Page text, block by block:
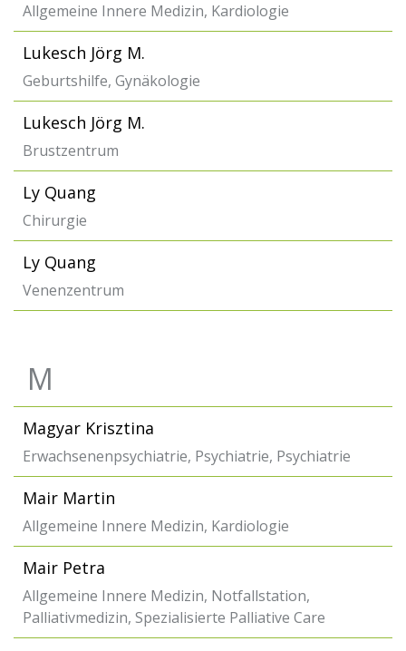
Allgemeine Innere Medizin, Kardiologie
Lukesch Jörg M.
Geburtshilfe, Gynäkologie
Lukesch Jörg M.
Brustzentrum
Ly Quang
Chirurgie
Ly Quang
Venenzentrum
M
Magyar Krisztina
Erwachsenenpsychiatrie, Psychiatrie, Psychiatrie
Mair Martin
Allgemeine Innere Medizin, Kardiologie
Mair Petra
Allgemeine Innere Medizin, Notfallstation,
Palliativmedizin, Spezialisierte Palliative Care